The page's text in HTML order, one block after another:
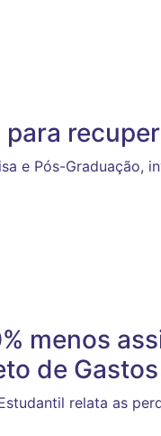
e Pós-Graduação,
menos
de Gastos
relata as